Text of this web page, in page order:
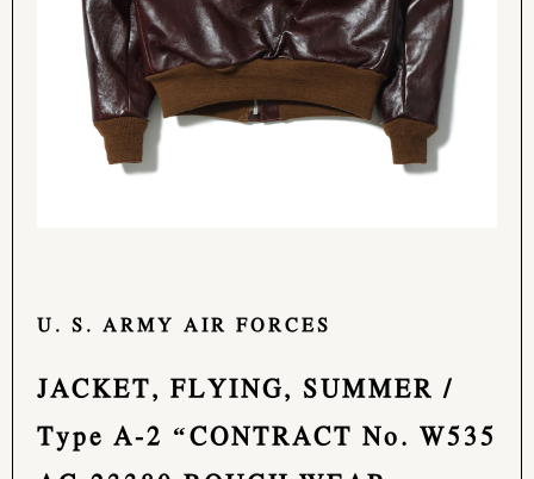
U. S. ARMY AIR FORCES
JACKET, FLYING, SUMMER /
Type A-2 “CONTRACT No. W535